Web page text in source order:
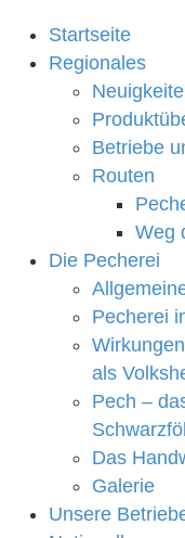
Startseite
Regionales
Betriebe
Routen
Weg
Die Pecherei
Pecherei
als
Pech –
Das
Galerie
Unsere